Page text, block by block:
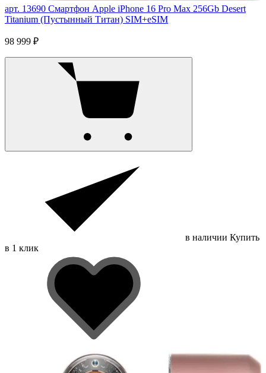
арт. 13690 Смартфон Apple iPhone 16 Pro Max 256Gb Desert
Titanium (Пустынный Титан) SIM+eSIM
98 999 ₽
в наличии Купить
в 1 клик